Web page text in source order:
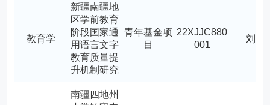
教育学
新疆南疆地
区学前教育
阶段国家通
用语言文字
教育质量提
升机制研究
青年基金项
目
22XJJC880
001
刘飞
南疆四地州